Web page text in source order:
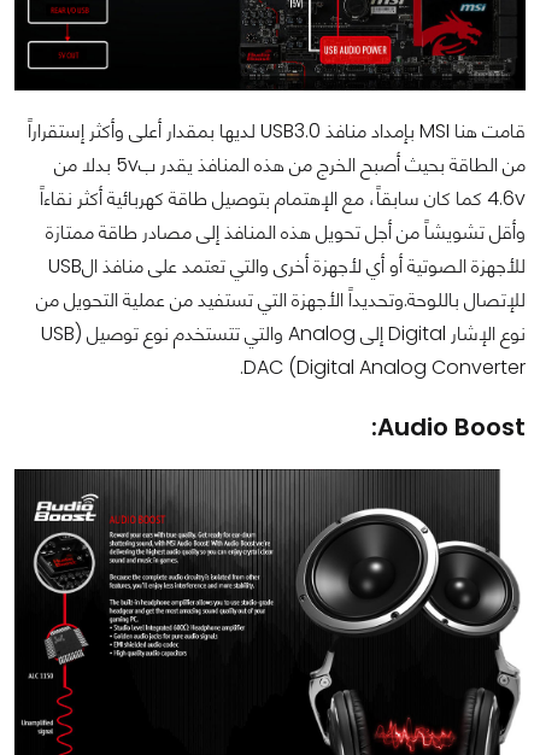
قامت هنا MSI بإمداد منافذ USB3.0 لديها بمقدار أعلى وأكثر إستقراراً
من الطاقة بحيث أصبح الخرج من هذه المنافذ يقدر ب5v بدلا من
4.6v كما كان سابقاً، مع الإهتمام بتوصيل طاقة كهربائية أكثر نقاءاً
وأقل تشويشاً من أجل تحويل هذه المنافذ إلى مصادر طاقة ممتازة
للأجهزة الصوتية أو أي لأجهزة أخرى والتي تعتمد على منافذ الUSB
للإتصال باللوحة.وتحديداً الأجهزة التي تستفيد من عملية التحويل من
نوع الإشار Digital إلى Analog والتي تتستخدم نوع توصيل (USB
DAC (Digital Analog Converter.
Audio Boost: